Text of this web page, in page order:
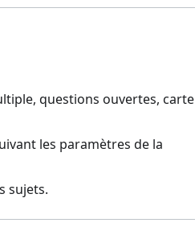
questions ouvertes, carte
les paramètres de la
sujets.